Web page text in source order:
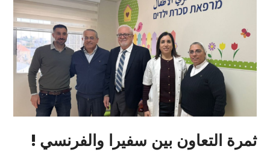
ثمرة التعاون بين سفيرا والفرنسي !